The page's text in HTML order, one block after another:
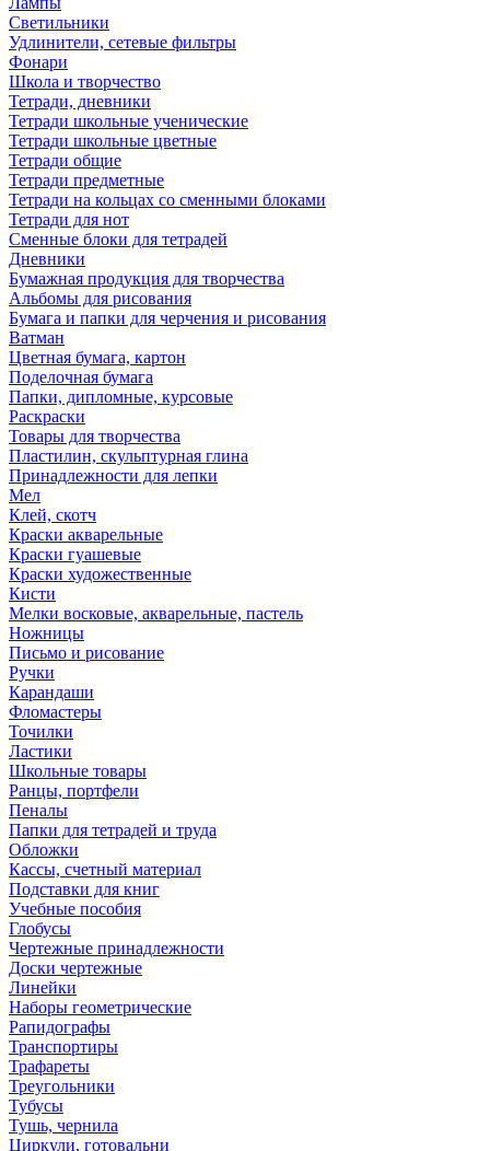
Светильники
Удлинители, сетевые фильтры
Фонари
Школа и творчество
Тетради, дневники
Тетради школьные ученические
Тетради школьные цветные
Тетради общие
Тетради предметные
Тетради на кольцах со сменными блоками
Тетради для нот
Сменные блоки для тетрадей
Дневники
Бумажная продукция для творчества
Альбомы для рисования
Бумага и папки для черчения и рисования
Ватман
Цветная бумага, картон
Поделочная бумага
Папки, дипломные, курсовые
Раскраски
Товары для творчества
Пластилин, скульптурная глина
Принадлежности для лепки
Мел
Клей, скотч
Краски акварельные
Краски гуашевые
Краски художественные
Кисти
Мелки восковые, акварельные, пастель
Ножницы
Письмо и рисование
Ручки
Карандаши
Фломастеры
Точилки
Ластики
Школьные товары
Ранцы, портфели
Пеналы
Папки для тетрадей и труда
Обложки
Кассы, счетный материал
Подставки для книг
Учебные пособия
Глобусы
Чертежные принадлежности
Доски чертежные
Линейки
Наборы геометрические
Рапидографы
Транспортиры
Трафареты
Треугольники
Тубусы
Тушь, чернила
Циркули, готовальни